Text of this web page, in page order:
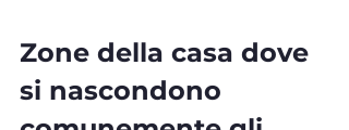
Zone della casa dove
si nascondono